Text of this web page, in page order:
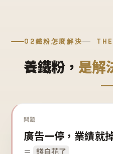
02鐵粉怎麼解決
養鐵粉， 是解
問題
廣告一停，業績就
＝ 錢白花了